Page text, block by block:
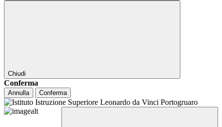
Chiudi
Conferma
Annulla Conferma